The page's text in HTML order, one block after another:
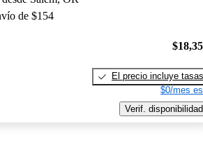
de $154
El precio incluye tasas
$0/mes
Verif. disponibilidad